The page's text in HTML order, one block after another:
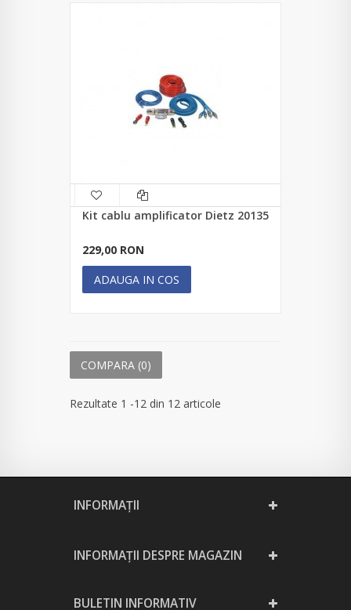
Kit cablu amplificator Dietz 20135
229,00 RON
ADAUGA IN COS
COMPARA (0)
Rezultate 1 -12 din 12 articole
INFORMAŢII
INFORMAȚII DESPRE MAGAZIN
BULETIN INFORMATIV